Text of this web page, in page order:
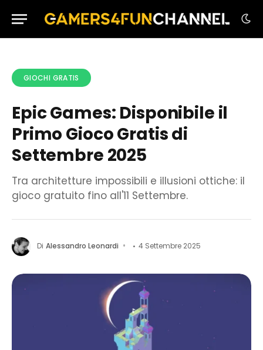
GIOCHI GRATIS
Epic Games: Disponibile il
Primo Gioco Gratis di
Settembre 2025
Tra architetture impossibili e illusioni ottiche: il
gioco gratuito fino all'11 Settembre.
Di Alessandro Leonardi 4 Settembre 2025